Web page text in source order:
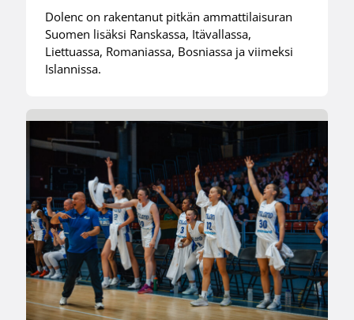
Dolenc on rakentanut pitkän ammattilaisuran
Suomen lisäksi Ranskassa, Itävallassa,
Liettuassa, Romaniassa, Bosniassa ja viimeksi
Islannissa.